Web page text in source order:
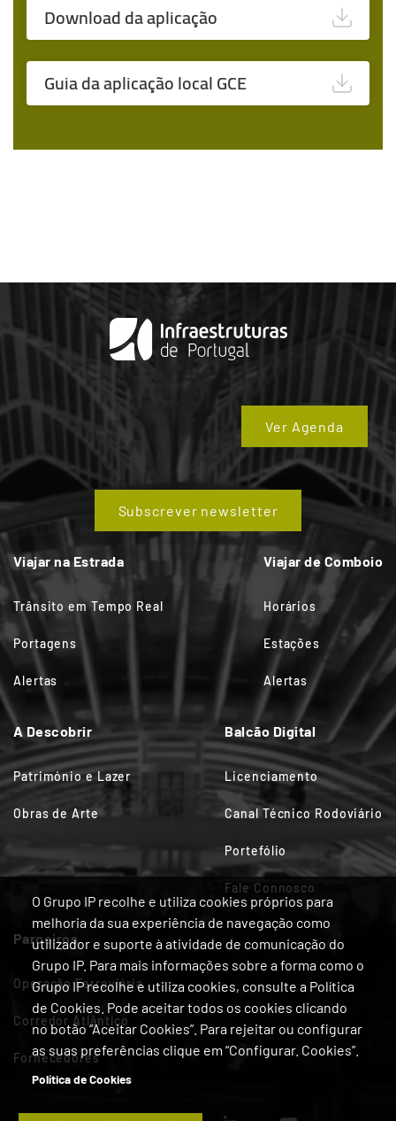
Download da aplicação
Guia da aplicação local GCE
O Grupo IP recolhe e utiliza cookies próprios para
melhoria da sua experiência de navegação como
utilizador e suporte à atividade de comunicação do
Grupo IP. Para mais informações sobre a forma como o
Grupo IP recolhe e utiliza cookies, consulte a Política
de Cookies. Pode aceitar todos os cookies clicando
no botão “Aceitar Cookies”. Para rejeitar ou configurar
as suas preferências clique em “Configurar. Cookies”.
Política de Cookies
Ver Agenda
Subscrever newsletter
Viajar na Estrada
Trânsito em Tempo Real
Portagens
Alertas
Viajar de Comboio
Horários
Estações
Alertas
A Descobrir
Património e Lazer
Obras de Arte
Balcão Digital
Licenciamento
Canal Técnico Rodoviário
Portefólio
Fale Connosco
Parceiros
Operação Ferroviária
Corredor Atlântico
Fornecedores